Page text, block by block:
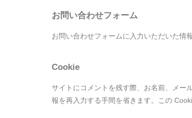
お問い合わせフォーム
お問い合わせフォームに入力いただいた情
Cookie
サイトにコメントを残す際、お名前、メー
報を再入力する手間を省きます。この